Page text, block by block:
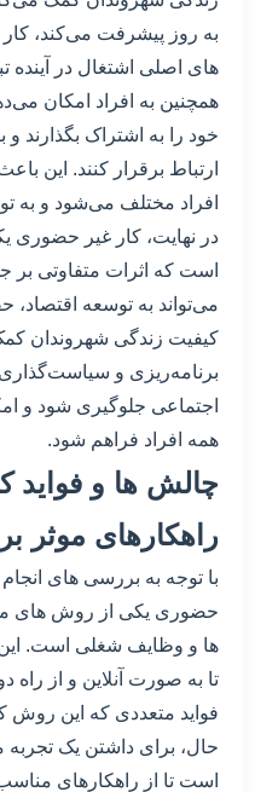
به روز پیشرفت می‌کند،
های اصلی اشتغال در آینده
همچنین به افراد امکان
خود را به اشتراک بگذارند
ارتباط برقرار کنند. این
افراد مختلف می‌شود و به
در نهایت، کار غیر حضوری
است که اثرات متفاوتی بر
می‌تواند به توسعه
کیفیت زندگی شهروندان
برنامه‌ریزی و سیاست‌گذاری
اجتماعی جلوگیری شود و
همه افراد فراهم شود.
چالش ها و فواید
راهکارهای موثر
با توجه به بررسی های
حضوری یکی از روش های
ها و وظایف شغلی است. این
تا به صورت آنلاین و از راه
فواید متعددی که این روش
حال، برای داشتن یک
است تا از راهکارهای